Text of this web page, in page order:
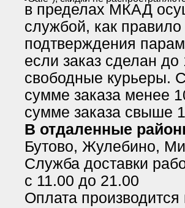
в пределах МКАД
службой, как
подтверждения
если заказ сделан
свободные курьеры.
сумме заказа менее
сумме заказа свыше
В отдаленные
Бутово, Жулебино,
Служба доставки
с 11.00 до 21.00
Оплата